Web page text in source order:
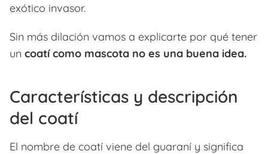
exótico invasor.
Sin más dilación vamos a explicarte por qué tener
un coatí como mascota no es una buena idea.
Características y descripción
del coatí
El nombre de coatí viene del guaraní y significa